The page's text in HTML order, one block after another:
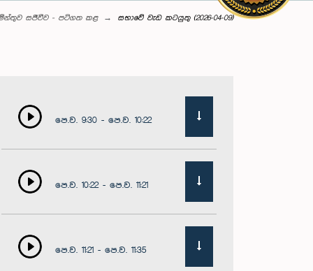
සජීවීව - පටිගත කළ සභාවේ වැඩ කටයුතු (2026-04-09)
පෙ.ව. 9:30 - පෙ.ව. 10:22
පෙ.ව. 10:22 - පෙ.ව. 11:21
පෙ.ව. 11:21 - පෙ.ව. 11:35